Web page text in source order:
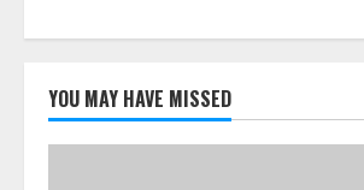
YOU MAY HAVE MISSED